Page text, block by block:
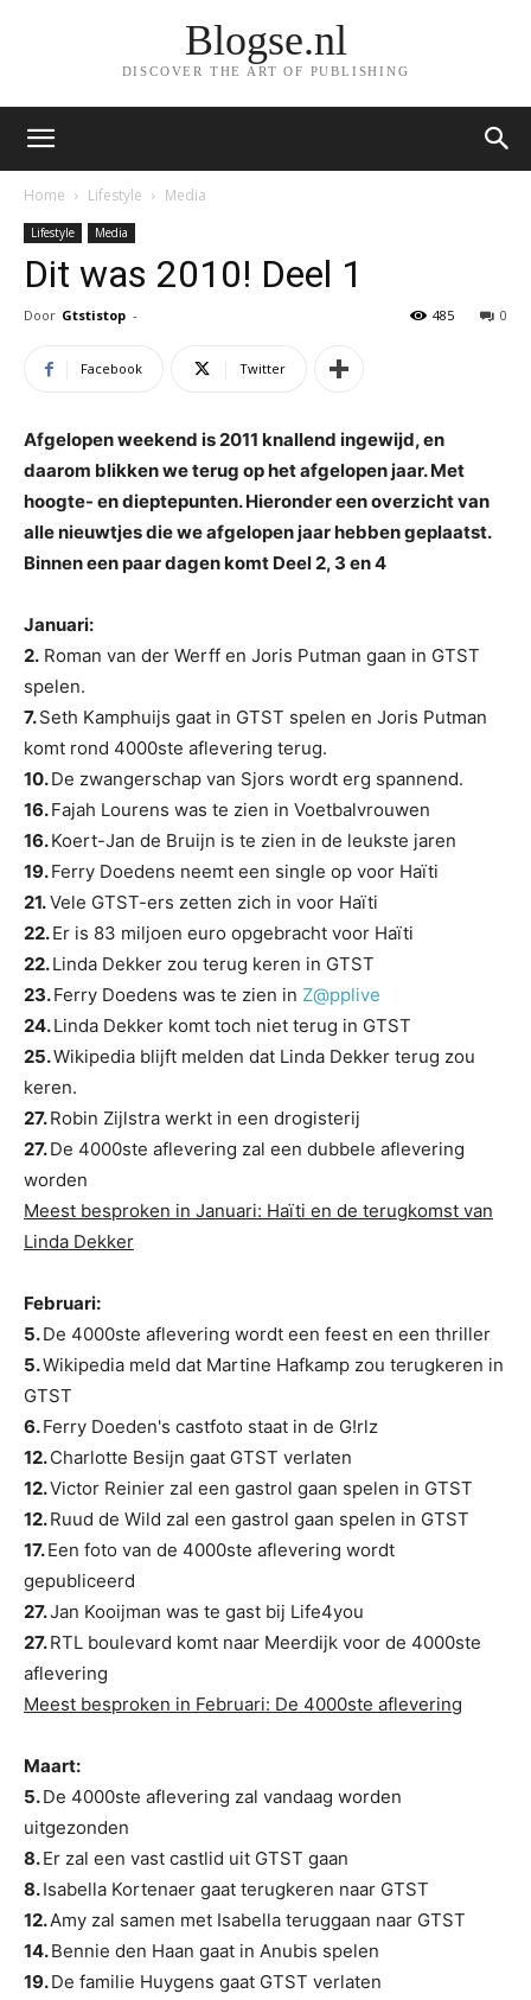
Blogse.nl
DISCOVER THE ART OF PUBLISHING
Home Lifestyle Media
Lifestyle Media
Dit was 2010! Deel 1
Door Gtstistop - 0
485
Facebook Twitter
Afgelopen weekend is 2011 knallend ingewijd, en
daarom blikken we terug op het afgelopen jaar. Met
hoogte- en dieptepunten. Hieronder een overzicht van
alle nieuwtjes die we afgelopen jaar hebben geplaatst.
Binnen een paar dagen komt Deel 2, 3 en 4
Januari:
2. Roman van der Werff en Joris Putman gaan in GTST
spelen.
7.Seth Kamphuijs gaat in GTST spelen en Joris Putman
komt rond 4000ste aflevering terug.
10.De zwangerschap van Sjors wordt erg spannend.
16.Fajah Lourens was te zien in Voetbalvrouwen
16.Koert-Jan de Bruijn is te zien in de leukste jaren
19.Ferry Doedens neemt een single op voor Haïti
21.Vele GTST-ers zetten zich in voor Haïti
22.Er is 83 miljoen euro opgebracht voor Haïti
22.Linda Dekker zou terug keren in GTST
23.Ferry Doedens was te zien in Z@pplive
24.Linda Dekker komt toch niet terug in GTST
25.Wikipedia blijft melden dat Linda Dekker terug zou
keren.
27.Robin Zijlstra werkt in een drogisterij
27.De 4000ste aflevering zal een dubbele aflevering
worden
Meest besproken in Januari: Haïti en de terugkomst van
Linda Dekker
Februari:
5.De 4000ste aflevering wordt een feest en een thriller
5.Wikipedia meld dat Martine Hafkamp zou terugkeren in
GTST
6.Ferry Doeden's castfoto staat in de G!rlz
12.Charlotte Besijn gaat GTST verlaten
12.Victor Reinier zal een gastrol gaan spelen in GTST
12.Ruud de Wild zal een gastrol gaan spelen in GTST
17.Een foto van de 4000ste aflevering wordt
gepubliceerd
27.Jan Kooijman was te gast bij Life4you
27.RTL boulevard komt naar Meerdijk voor de 4000ste
aflevering
Meest besproken in Februari: De 4000ste aflevering
Maart:
5.De 4000ste aflevering zal vandaag worden
uitgezonden
8.Er zal een vast castlid uit GTST gaan
8.Isabella Kortenaer gaat terugkeren naar GTST
12.Amy zal samen met Isabella teruggaan naar GTST
14.Bennie den Haan gaat in Anubis spelen
19.De familie Huygens gaat GTST verlaten